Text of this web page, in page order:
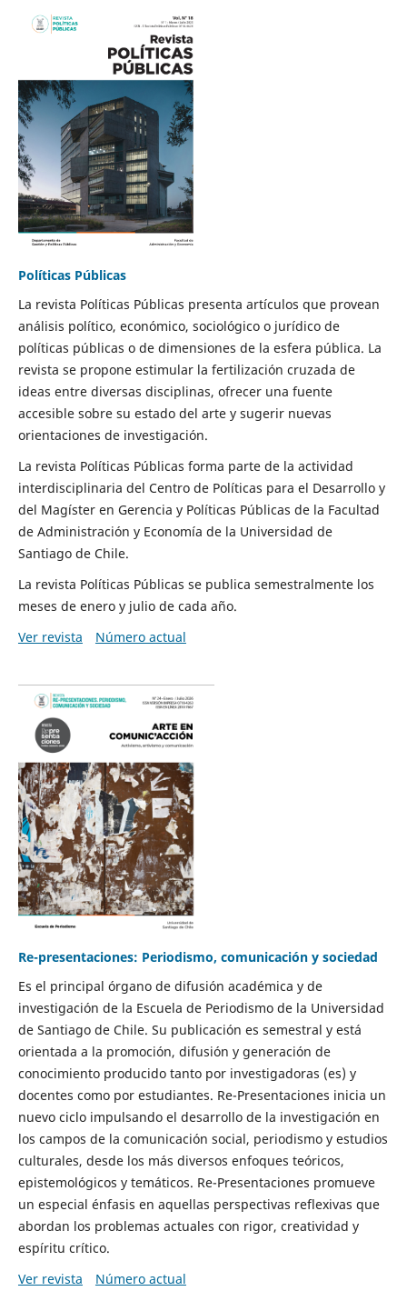
Políticas Públicas
La revista Políticas Públicas presenta artículos que provean
análisis político, económico, sociológico o jurídico de
políticas públicas o de dimensiones de la esfera pública. La
revista se propone estimular la fertilización cruzada de
ideas entre diversas disciplinas, ofrecer una fuente
accesible sobre su estado del arte y sugerir nuevas
orientaciones de investigación.
La revista Políticas Públicas forma parte de la actividad
interdisciplinaria del Centro de Políticas para el Desarrollo y
del Magíster en Gerencia y Políticas Públicas de la Facultad
de Administración y Economía de la Universidad de
Santiago de Chile.
La revista Políticas Públicas se publica semestralmente los
meses de enero y julio de cada año.
Ver revista
Número actual
Re-presentaciones: Periodismo, comunicación y sociedad
Es el principal órgano de difusión académica y de
investigación de la Escuela de Periodismo de la Universidad
de Santiago de Chile. Su publicación es semestral y está
orientada a la promoción, difusión y generación de
conocimiento producido tanto por investigadoras (es) y
docentes como por estudiantes. Re-Presentaciones inicia un
nuevo ciclo impulsando el desarrollo de la investigación en
los campos de la comunicación social, periodismo y estudios
culturales, desde los más diversos enfoques teóricos,
epistemológicos y temáticos. Re-Presentaciones promueve
un especial énfasis en aquellas perspectivas reflexivas que
abordan los problemas actuales con rigor, creatividad y
espíritu crítico.
Ver revista
Número actual